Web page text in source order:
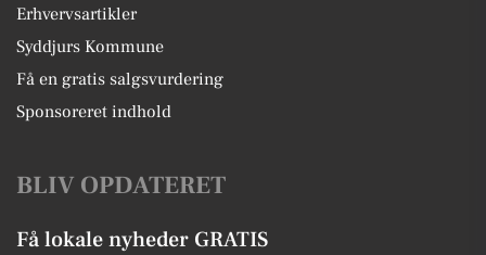
Erhvervsartikler
Syddjurs Kommune
Få en gratis salgsvurdering
Sponsoreret indhold
BLIV OPDATERET
Få lokale nyheder GRATIS